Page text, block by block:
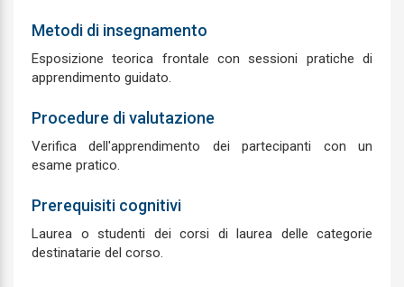
Metodi di insegnamento
Esposizione teorica frontale con sessioni pratiche di
apprendimento guidato.
Procedure di valutazione
Verifica dell'apprendimento dei partecipanti con un
esame pratico.
Prerequisiti cognitivi
Laurea o studenti dei corsi di laurea delle categorie
destinatarie del corso.